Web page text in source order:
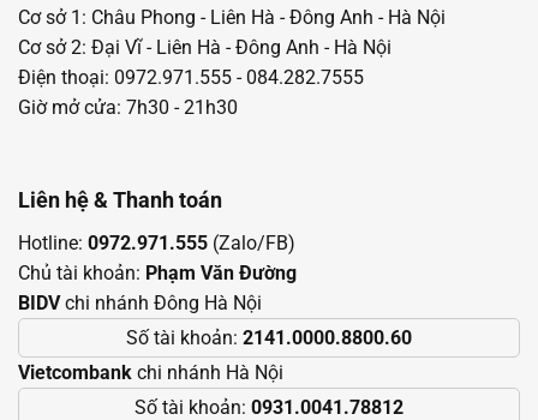
Cơ sở 1: Châu Phong - Liên Hà - Đông Anh - Hà Nội
Cơ sở 2: Đại Vĩ - Liên Hà - Đông Anh - Hà Nội
Điện thoại: 0972.971.555 - 084.282.7555
Giờ mở cửa: 7h30 - 21h30
Liên hệ & Thanh toán
Hotline: 0972.971.555 (Zalo/FB)
Chủ tài khoản: Phạm Văn Đường
BIDVchi nhánh Đông Hà Nội
Số tài khoản: 2141.0000.8800.60
Vietcombank chi nhánh Hà Nội
Số tài khoản: 0931.0041.78812